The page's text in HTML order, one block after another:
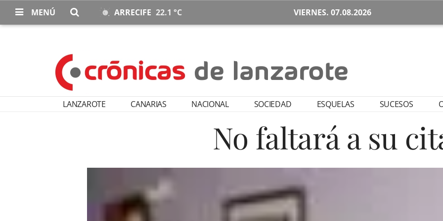
MENÚ ARRECIFE 22.1 °C VIERNES. 07.08.2026
LANZAROTE CANARIAS NACIONAL SOCIEDAD ESQUELAS SUCESOS
No faltará a su